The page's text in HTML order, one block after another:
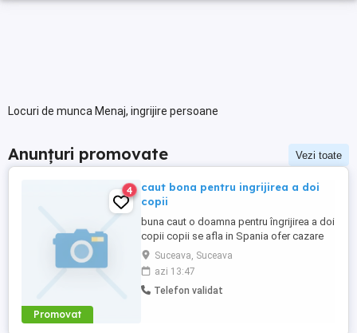
Locuri de munca Menaj, ingrijire persoane
Anunțuri promovate Vezi toate
Promovat
4
caut bona pentru ingrijirea a doi
copii
buna caut o doamna pentru îngrijirea a doi
copii copii se afla in Spania ofer cazare
gratis și trei mese pe zi gratis pentru mai
multe informații sunați la numărul
Suceava, Suceava
azi 13:47
Telefon validat